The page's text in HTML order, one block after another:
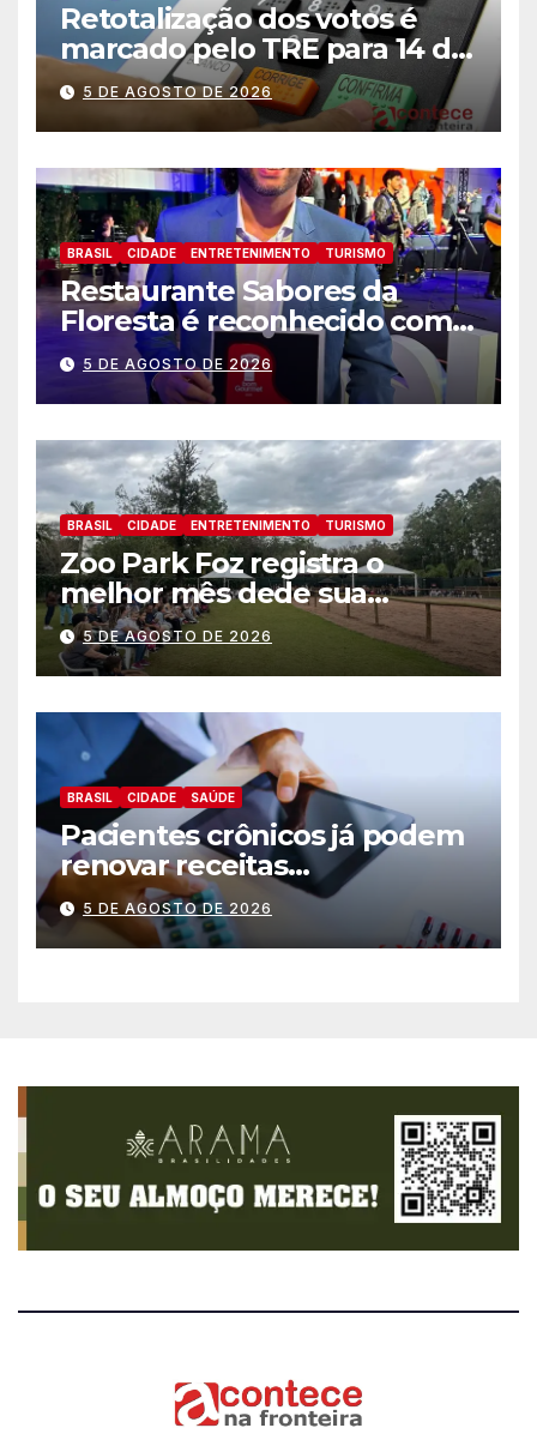
Retotalização dos votos é
marcado pelo TRE para 14 de
agosto
5 DE AGOSTO DE 2026
BRASIL CIDADE ENTRETENIMENTO TURISMO
Restaurante Sabores da
Floresta é reconhecido como
um dos Lugares Imperdíveis
de Foz do Iguaçu
5 DE AGOSTO DE 2026
BRASIL CIDADE ENTRETENIMENTO TURISMO
Zoo Park Foz registra o
melhor mês dede sua
inauguração
5 DE AGOSTO DE 2026
BRASIL CIDADE SAÚDE
Pacientes crônicos já podem
renovar receitas
automaticamente pelo
aplicativo da Prefeitura
5 DE AGOSTO DE 2026